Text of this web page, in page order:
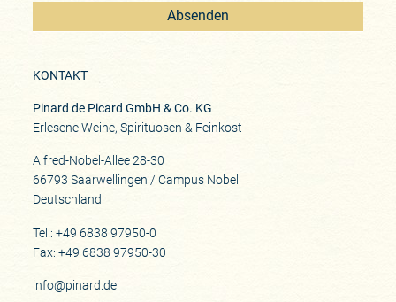
Absenden
KONTAKT
Pinard de Picard GmbH & Co. KG
Erlesene Weine, Spirituosen & Feinkost
Alfred-Nobel-Allee 28-30
66793 Saarwellingen / Campus Nobel
Deutschland
Tel.: +49 6838 97950-0
Fax: +49 6838 97950-30
info@pinard.de